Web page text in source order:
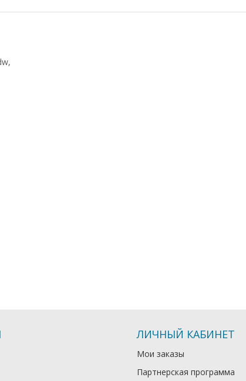
ЛИЧНЫЙ КАБИНЕТ
Мои заказы
Партнерская программа